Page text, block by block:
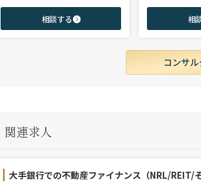
ックまで、幅広いポジションで100名以上の
ご支援実績を誇る。また、首都圏に加え、関
相談する
験のハイポテンシ
ップを狙うミドル
相
コンサ
関連求人
大手銀行での不動産ファイナンス（NRL/REIT/